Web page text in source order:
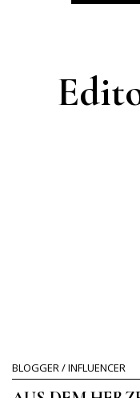
BLOGGER / INFLUENCER